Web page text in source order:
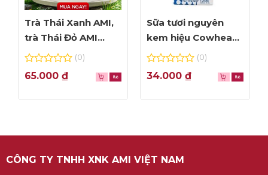
Trà Thái Xanh AMI,
trà Thái Đỏ AMI
thơm ngon, túi lọc
0
out
5
(0)
65.000 ₫
Sữa tươi nguyên
kem hiệu Cowhead
– hộp 1L
0
out
5
(0)
34.000 ₫
CÔNG TY TNHH XNK AMI VIỆT NAM